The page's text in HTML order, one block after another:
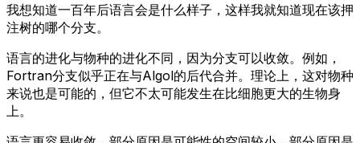
我想知道一百年后语言会是什么样子，这样我就知道现在该押
注树的哪个分支。
语言的进化与物种的进化不同，因为分支可以收敛。例如，
Fortran分支似乎正在与Algol的后代合并。理论上，这对物种
来说也是可能的，但它不太可能发生在比细胞更大的生物身
上。